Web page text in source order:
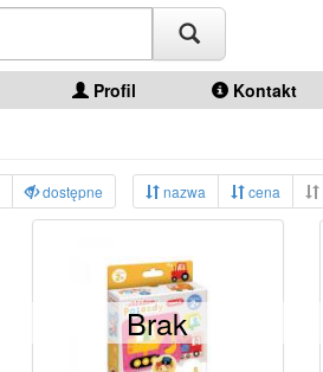
Profil Kontakt
dostępne nazwa cena
Brak